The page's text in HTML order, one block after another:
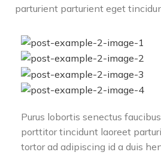
parturient parturient eget
Purus lobortis senectus
porttitor tincidunt laoreet
tortor ad adipiscing id a duis